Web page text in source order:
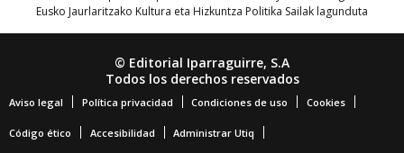
Eusko Jaurlaritzako Kultura eta Hizkuntza Politika Sailak lagunduta
© Editorial Iparraguirre, S.A
Todos los derechos reservados
Aviso legal Política privacidad Condiciones de uso Cookies
Código ético Accesibilidad Administrar Utiq